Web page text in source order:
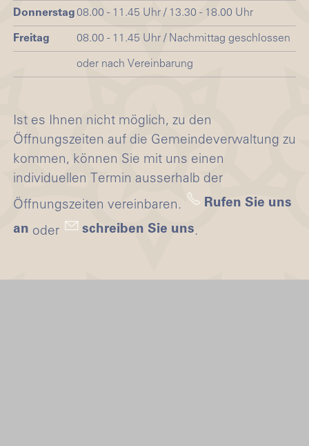
Donnerstag08.00 - 11.45 Uhr / 13.30 - 18.00 Uhr
Freitag 08.00 - 11.45 Uhr / Nachmittag geschlossen
oder nach Vereinbarung
Ist es Ihnen nicht möglich, zu den
Öffnungszeiten auf die Gemeindeverwaltung zu
kommen, können Sie mit uns einen
individuellen Termin ausserhalb der
Öffnungszeiten vereinbaren.
Rufen Sie uns
an oder schreiben Sie uns.